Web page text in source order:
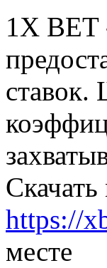
1X BET
https://
месте